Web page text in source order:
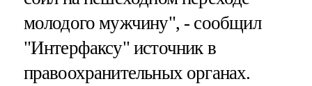
молодого мужчину", - сообщил
"Интерфаксу" источник в
правоохранительных органах.